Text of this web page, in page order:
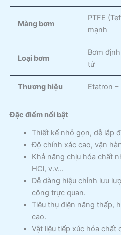
Màng bơm
PTFE
mạnh
Loại bơm
Bơm
tử
Thương hiệu Etatron –
Đặc điểm nổi bật
Thiết kế nhỏ gọn, dễ lắp
Độ chính xác cao, vận
Khả năng chịu hóa chất
HCl, v.v…
Dễ dàng hiệu chỉnh lưu
công trực quan.
Tiêu thụ điện năng thấp,
cao.
Vật liệu tiếp xúc hóa chất